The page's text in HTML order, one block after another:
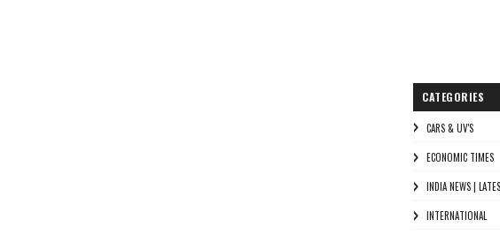
CATEGORIES
CARS & UV'S
ECONOMIC TIMES
INDIA NEWS |
INTERNATIONAL